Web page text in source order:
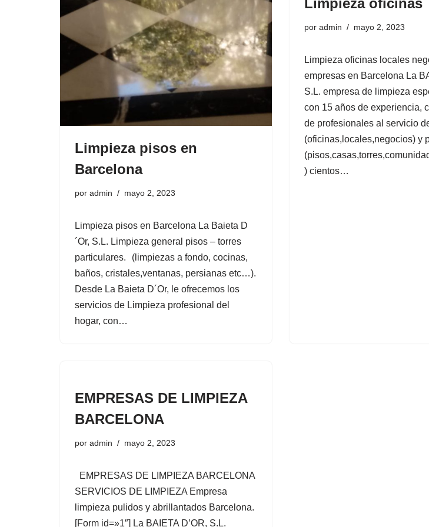
Limpieza pisos en
Barcelona
por admin mayo 2, 2023
Limpieza pisos en Barcelona La Baieta D
´Or, S.L. Limpieza general pisos – torres
particulares. (limpiezas a fondo, cocinas,
baños, cristales,ventanas, persianas etc…).
Desde La Baieta D´Or, le ofrecemos los
servicios de Limpieza profesional del
hogar, con…
Limpieza oficinas
por admin mayo 2, 2023
Limpieza oficinas locales
empresas en Barcelona La
S.L. empresa de limpieza
con 15 años de experiencia,
de profesionales al servicio
(oficinas,locales,negocios) y
) cientos…
EMPRESAS DE LIMPIEZA
BARCELONA
por admin mayo 2, 2023
EMPRESAS DE LIMPIEZA BARCELONA
SERVICIOS DE LIMPIEZA Empresa
limpieza pulidos y abrillantados Barcelona.
[Form id=»1″] La BAIETA D’OR, S.L.